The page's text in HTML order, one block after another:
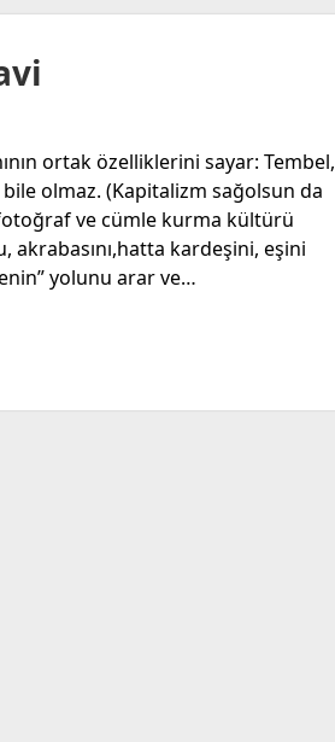
ortak özelliklerini sayar: Tembel,
bile olmaz. (Kapitalizm sağolsun da
ve cümle kurma kültürü
kardeşini, eşini
yolunu arar ve…